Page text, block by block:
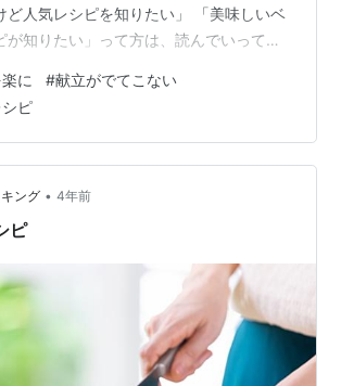
ど人気レシピを知りたい」 「美味しいベ
が知りたい」って方は、読んでいってく
からグラタン 糖質制限に最適！ ＜レシ
からのスパニッシュオムレツ ＜レシピ4
ベーコンのマヨネーズ炒め ＜レシピ5
トで油揚げクロックムッシュ ＜レシピ
きと水菜とベーコンの炒め物 ＜レシピ7
ーズマ…
に #献立がでてこない
ピ
ング • 4年前
ピ